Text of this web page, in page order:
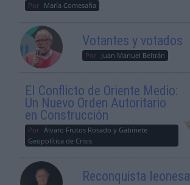
Por María Comesaña
Votantes y votados
Por Juan Manuel Beltrán
El Conflicto de Oriente Medio:
Un Nuevo Orden Autoritario
en Construcción
Por Álvaro Frutos Rosado y Gabinete
Geopolítica de Crisis
Reconquista leonesa